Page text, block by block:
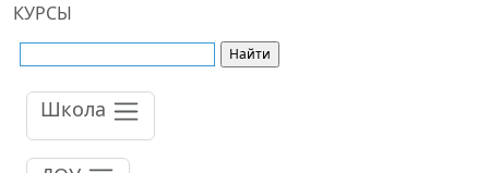
КУРСЫ
Школа